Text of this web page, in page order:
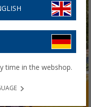
time in the webshop.